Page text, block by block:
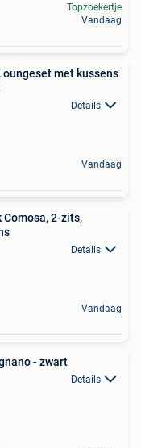
Topzoekertje
Vandaag
met kussens
Details
Vandaag
2-zits,
Details
Vandaag
- zwart
Details